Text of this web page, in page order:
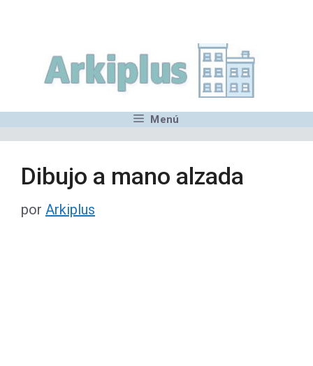
contenido
Menú
Dibujo a mano alzada
por Arkiplus